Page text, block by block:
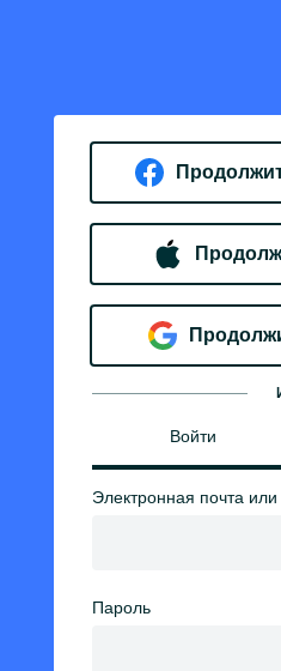
Войти
Электронная почта
Пароль